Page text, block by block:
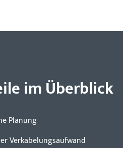
im Überblick
Planung
Verkabelungsaufwand